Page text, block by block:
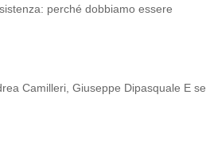
perché dobbiamo essere
Camilleri, Giuseppe Dipasquale E se